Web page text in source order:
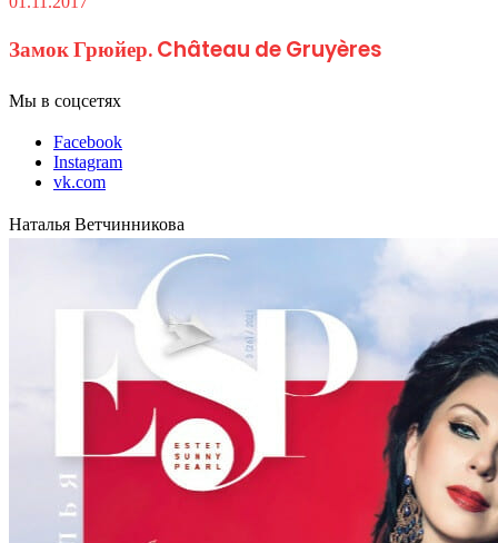
Замок Грюйер. Château de Gruyères
Мы в соцсетях
Facebook
Instagram
vk.com
Наталья Ветчинникова